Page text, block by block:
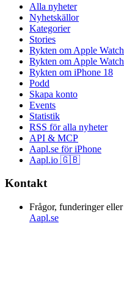
Alla nyheter
Nyhetskällor
Kategorier
Stories
Rykten om Apple
Rykten om Apple
Rykten om iPhone 18
Podd
Skapa konto
Events
Statistik
RSS för alla nyheter
API & MCP
Aapl.se för iPhone
Aapl.io 🇬🇧
Kontakt
Frågor, funderinger
Aapl.se